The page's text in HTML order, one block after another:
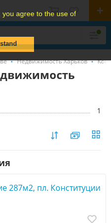
you agree to the use of
Недвижимость Харьков
1
287м2, пл. Конституции